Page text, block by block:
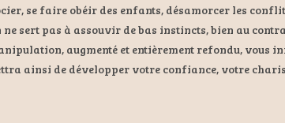
se faire obéir des enfants, désamorcer les
sert pas à assouvir de bas instincts, bien au
augmenté et entièrement refondu, vous
ainsi de développer votre confiance, votre